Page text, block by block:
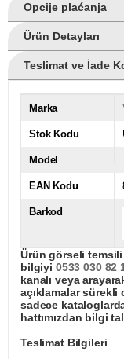
Opcije plaćanja
Ürün Detayları
Teslimat ve İade
Marka
Stok Kodu
Model
EAN Kodu
Barkod
Ürün görseli
bilgiyi 0533 030 82
kanalı veya
açıklamalar sürekli
sadece
hattımızdan bilgi
Teslimat Bilgileri